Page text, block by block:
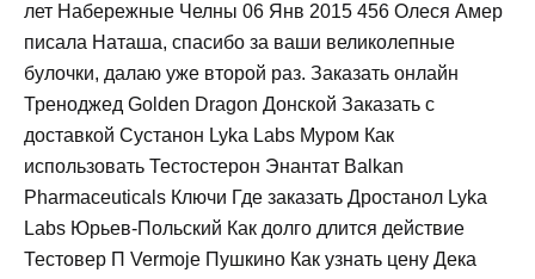
лет Набережные Челны 06 Янв 2015 456 Олеся Амер
писала Наташа, спасибо за ваши великолепные
булочки, далаю уже второй раз. Заказать онлайн
Треноджед Golden Dragon Донской Заказать с
доставкой Сустанон Lyka Labs Муром Как
использовать Тестостерон Энантат Balkan
Pharmaceuticals Ключи Где заказать Дростанол Lyka
Labs Юрьев-Польский Как долго длится действие
Тестовер П Vermoje Пушкино Как узнать цену Дека